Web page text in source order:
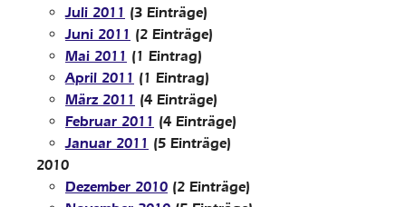
Juli 2011 (3 Einträge)
Juni 2011 (2 Einträge)
Mai 2011 (1 Eintrag)
April 2011 (1 Eintrag)
März 2011 (4 Einträge)
Februar 2011 (4 Einträge)
Januar 2011 (5 Einträge)
2010
Dezember 2010 (2 Einträge)